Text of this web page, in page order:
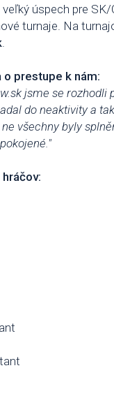
veľký úspech pre
turnaje. Na
.
prestupe k nám:
jsme se
do neaktivity a
všechny byly